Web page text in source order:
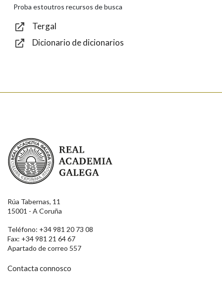
Enviar
Proba estoutros recursos de busca
Tergal
Dicionario de dicionarios
Real Academia Galega
Rúa Tabernas, 11
15001 - A Coruña
Teléfono: +34 981 20 73 08
Fax: +34 981 21 64 67
Apartado de correo 557
Contacta connosco